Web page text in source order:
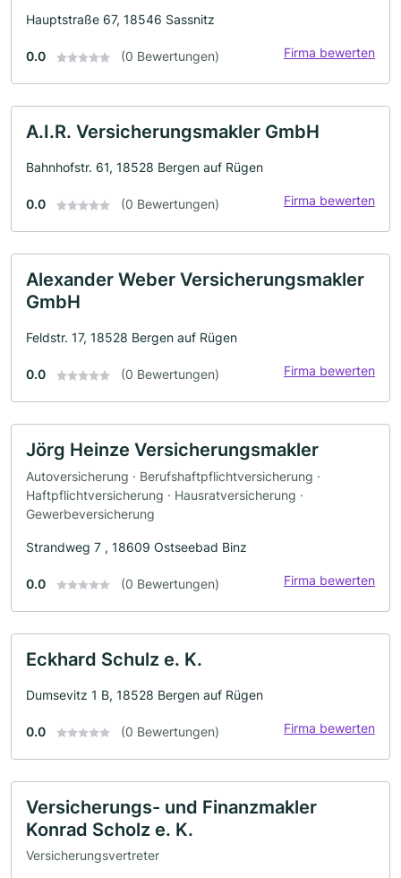
Hauptstraße 67, 18546 Sassnitz
0.0 (0 Bewertungen) Firma bewerten
A.I.R. Versicherungsmakler GmbH
Bahnhofstr. 61, 18528 Bergen auf Rügen
0.0 (0 Bewertungen) Firma bewerten
Alexander Weber Versicherungsmakler
GmbH
Feldstr. 17, 18528 Bergen auf Rügen
0.0 (0 Bewertungen) Firma bewerten
Jörg Heinze Versicherungsmakler
Autoversicherung · Berufshaftpflichtversicherung ·
Haftpflichtversicherung · Hausratversicherung ·
Gewerbeversicherung
Strandweg 7 , 18609 Ostseebad Binz
0.0 (0 Bewertungen) Firma bewerten
Eckhard Schulz e. K.
Dumsevitz 1 B, 18528 Bergen auf Rügen
0.0 (0 Bewertungen) Firma bewerten
Versicherungs- und Finanzmakler
Konrad Scholz e. K.
Versicherungsvertreter